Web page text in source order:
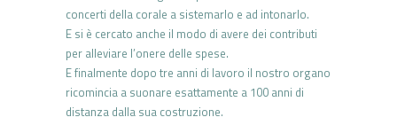
concerti della corale a sistemarlo e ad intonarlo.
E si è cercato anche il modo di avere dei contributi
per alleviare l’onere delle spese.
E finalmente dopo tre anni di lavoro il nostro organo
ricomincia a suonare esattamente a 100 anni di
distanza dalla sua costruzione.